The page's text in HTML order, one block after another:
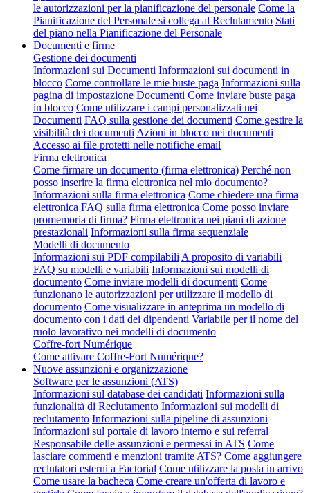
le autorizzazioni per la pianificazione del personale Come la
Pianificazione del Personale si collega al Reclutamento Stati
del piano nella Pianificazione del Personale
Documenti e firme
Gestione dei documenti
Informazioni sui Documenti Informazioni sui documenti in
blocco Come controllare le mie buste paga Informazioni sulla
pagina di impostazione Documenti Come inviare buste paga
in blocco Come utilizzare i campi personalizzati nei
Documenti FAQ sulla gestione dei documenti Come gestire la
visibilità dei documenti Azioni in blocco nei documenti
Accesso ai file protetti nelle notifiche email
Firma elettronica
Come firmare un documento (firma elettronica) Perché non
posso inserire la firma elettronica nel mio documento?
Informazioni sulla firma elettronica Come chiedere una firma
elettronica FAQ sulla firma elettronica Come posso inviare
promemoria di firma? Firma elettronica nei piani di azione
prestazionali Informazioni sulla firma sequenziale
Modelli di documento
Informazioni sui PDF compilabili A proposito di variabili
FAQ su modelli e variabili Informazioni sui modelli di
documento Come inviare modelli di documenti Come
funzionano le autorizzazioni per utilizzare il modello di
documento Come visualizzare in anteprima un modello di
documento con i dati dei dipendenti Variabile per il nome del
ruolo lavorativo nei modelli di documento
Coffre-fort Numérique
Come attivare Coffre-Fort Numérique?
Nuove assunzioni e organizzazione
Software per le assunzioni (ATS)
Informazioni sul database dei candidati Informazioni sulla
funzionalità di Reclutamento Informazioni sui modelli di
reclutamento Informazioni sulla pipeline di assunzioni
Informazioni sul portale di lavoro interno e sui referral
Responsabile delle assunzioni e permessi in ATS Come
lasciare commenti e menzioni tramite ATS? Come aggiungere
reclutatori esterni a Factorial Come utilizzare la posta in arrivo
Come usare la bacheca Come creare un'offerta di lavoro e